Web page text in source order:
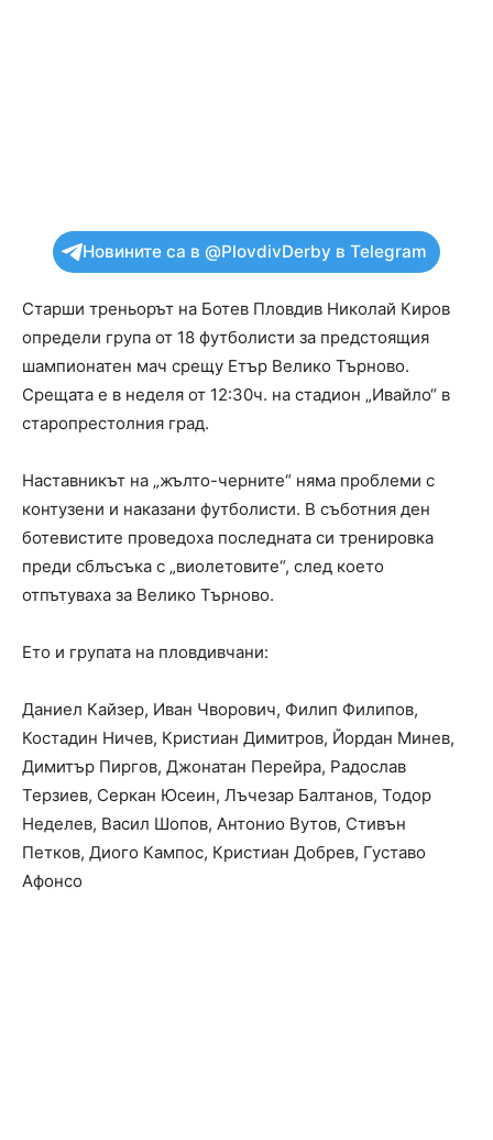
Новините са в @PlovdivDerby в Telegram
Старши треньорът на Ботев Пловдив Николай Киров
определи група от 18 футболисти за предстоящия
шампионатен мач срещу Етър Велико Търново.
Срещата е в неделя от 12:30ч. на стадион „Ивайло“ в
старопрестолния град.
Наставникът на „жълто-черните“ няма проблеми с
контузени и наказани футболисти. В съботния ден
ботевистите проведоха последната си тренировка
преди сблъсъка с „виолетовите“, след което
отпътуваха за Велико Търново.
Ето и групата на пловдивчани:
Даниел Кайзер, Иван Чворович, Филип Филипов,
Костадин Ничев, Кристиан Димитров, Йордан Минев,
Димитър Пиргов, Джонатан Перейра, Радослав
Терзиев, Серкан Юсеин, Лъчезар Балтанов, Тодор
Неделев, Васил Шопов, Антонио Вутов, Стивън
Петков, Диого Кампос, Кристиан Добрев, Густаво
Афонсо